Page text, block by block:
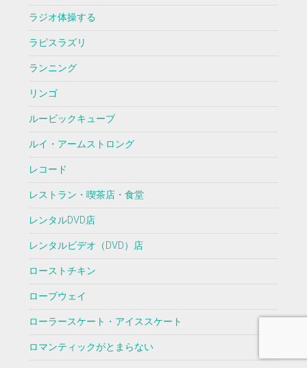
ラジオ体操する
ラピスラズリ
ランニング
リンゴ
ルービックキューブ
ルイ・アームストロング
レコード
レストラン・喫茶店・食堂
レンタルDVD店
レンタルビデオ（DVD）店
ローストチキン
ロープウェイ
ローラースケート・アイススケート
ロマンティックがとまらない